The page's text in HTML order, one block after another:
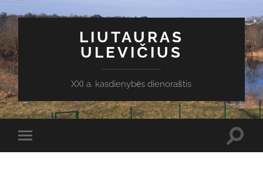
LIUTAURAS
ULEVIČIUS
XXI a. kasdienybės dienoraštis
Toggle
mobile